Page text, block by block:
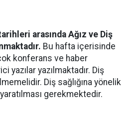
arasında Ağız ve Diş
Bu hafta içerisinde
konferans ve haber
yazılar yazılmaktadır. Diş
Diş sağlığına yönelik
gerekmektedir.